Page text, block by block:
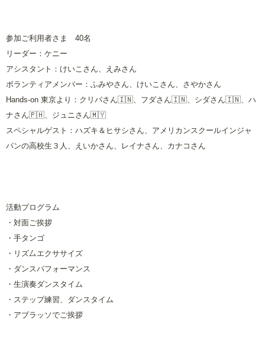
参加ご利用者さま 40名
リーダー：ケニー
アシスタント：けいこさん、えみさん
ボランティアメンバー：ふみやさん、けいこさん、さやかさん
Hands-on 東京より： クリパさん🇮🇳、フダさん🇮🇳、シダさん🇮🇳、ハ
ナさん🇵🇭、ジュニさん🇲🇾
スペシャルゲスト：ハズキ＆ヒサシさん、アメリカンスクールインジャ
パンの高校生３人、えいかさん、レイナさん、カナコさん
活動プログラム
・対面ご挨拶
・手タンゴ
・リズ厶エクササイズ
・ダンスパフォーマンス
・生演奏ダンスタイム
・ステップ練習、ダンスタイム
・アブラッソでご挨拶